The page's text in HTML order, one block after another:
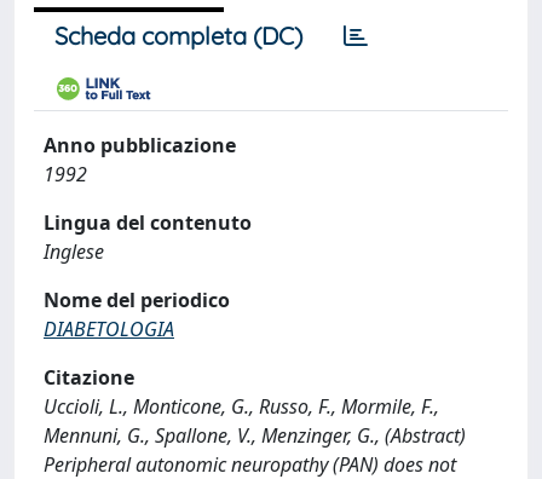
Scheda completa (DC)
Anno pubblicazione
1992
Lingua del contenuto
Inglese
Nome del periodico
DIABETOLOGIA
Citazione
Uccioli, L., Monticone, G., Russo, F., Mormile, F.,
Mennuni, G., Spallone, V., Menzinger, G., (Abstract)
Peripheral autonomic neuropathy (PAN) does not